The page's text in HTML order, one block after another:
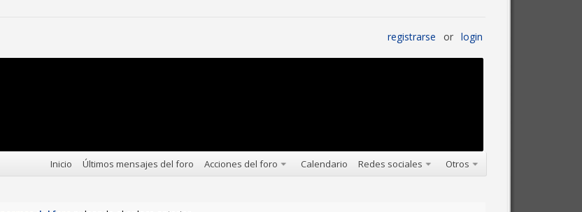
registrarse or login
Inicio Últimos mensajes del foro Acciones del foro Calendario Redes sociales Otros